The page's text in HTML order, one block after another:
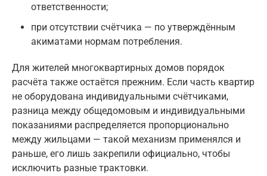
ответственности;
при отсутствии счётчика — по утверждённым
акиматами нормам потребления.
Для жителей многоквартирных домов порядок
расчёта также остаётся прежним. Если часть квартир
не оборудована индивидуальными счётчиками,
разница между общедомовым и индивидуальными
показаниями распределяется пропорционально
между жильцами — такой механизм применялся и
раньше, его лишь закрепили официально, чтобы
исключить разные трактовки.